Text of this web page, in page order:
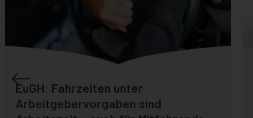
EuGH: Fahrzeiten unter
Arbeitgebervorgaben sind